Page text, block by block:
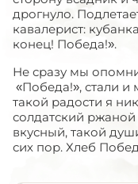
дрогнуло.
кавалерист:
конец! Победа!».
Не сразу мы
«Победа!», стали и
такой радости я
солдатский ржаной
вкусный, такой
сих пор. Хлеб